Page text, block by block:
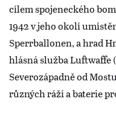
cílem spojeneckého
1942 v jeho okolí
Sperrballonen, a hrad
hlásná služba Luftwaffe
Severozápadně od
různých ráží a baterie